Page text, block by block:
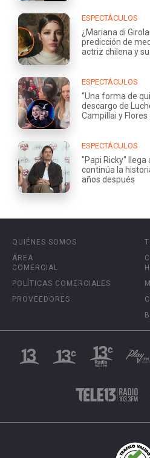
ESPECTÁCULOS
¿Mariana di
predicción de
actriz chilena y
ESPECTÁCULOS
“Una forma de
descargo de
Campillai y Flores
ESPECTÁCULOS
"Papi Ricky" llega
continúa la
años después
QUIÉNES SOMOS
ÁREA
COMERCIAL
POLÍTICAS COMERCIALES
PROVEEDORES